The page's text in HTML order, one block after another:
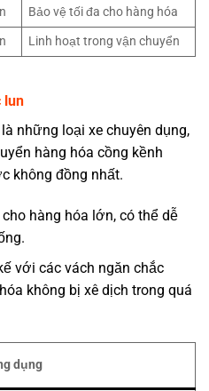
Bảo vệ tối đa cho hàng hóa
Linh hoạt trong vận chuyển
lun
những loại xe chuyên dụng,
hàng hóa cồng kềnh
không đồng nhất.
hàng hóa lớn, có thể dễ
với các vách ngăn chắc
không bị xê dịch trong quá
dụng